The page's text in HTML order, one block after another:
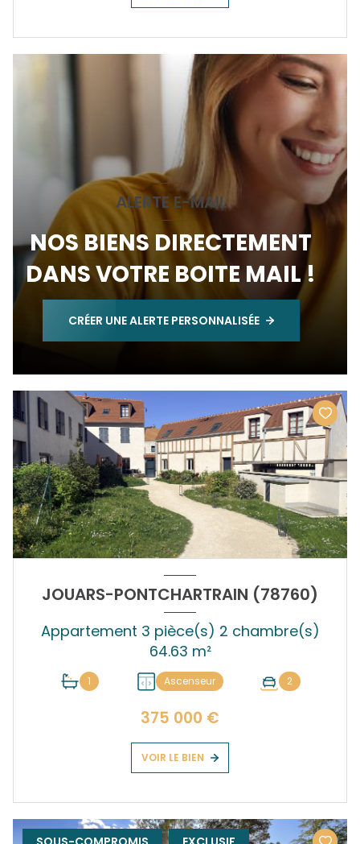
ALERTE E-MAIL
NOS BIENS DIRECTEMENT
DANS VOTRE BOITE MAIL !
CRÉER UNE ALERTE PERSONNALISÉE
JOUARS-PONTCHARTRAIN (78760)
Appartement 3 pièce(s) 2 chambre(s)
64.63 m²
1 Ascenseur 2
375 000 €
VOIR LE BIEN